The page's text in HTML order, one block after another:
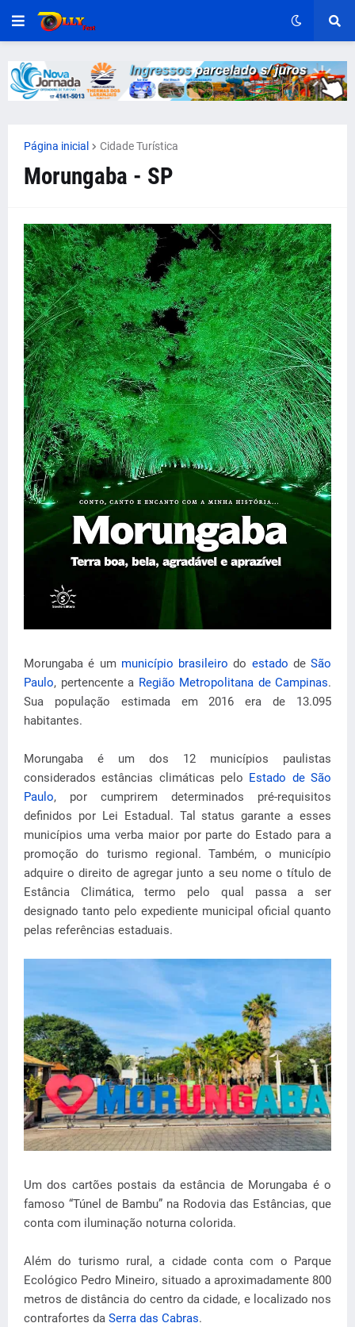
Página inicial Cidade Turística
Morungaba - SP
Morungaba é um município brasileiro do estado de São
Paulo, pertencente a Região Metropolitana de Campinas.
Sua população estimada em 2016 era de 13.095
habitantes.
Morungaba é um dos 12 municípios paulistas
considerados estâncias climáticas pelo Estado de São
Paulo, por cumprirem determinados pré-requisitos
definidos por Lei Estadual. Tal status garante a esses
municípios uma verba maior por parte do Estado para a
promoção do turismo regional. Também, o município
adquire o direito de agregar junto a seu nome o título de
Estância Climática, termo pelo qual passa a ser
designado tanto pelo expediente municipal oficial quanto
pelas referências estaduais.
Um dos cartões postais da estância de Morungaba é o
famoso “Túnel de Bambu” na Rodovia das Estâncias, que
conta com iluminação noturna colorida.
Além do turismo rural, a cidade conta com o Parque
Ecológico Pedro Mineiro, situado a aproximadamente 800
metros de distância do centro da cidade, e localizado nos
contrafortes da Serra das Cabras.